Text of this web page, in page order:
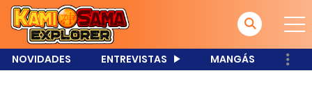
NOVIDADES ENTREVISTAS MANGÁS